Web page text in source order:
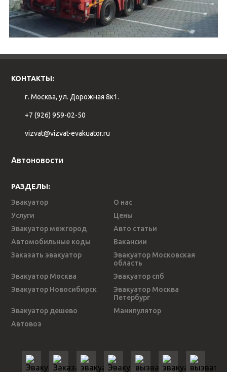
КОНТАКТЫ:
г. Москва, ул. Дорожная 8к1.
+7 (926) 959-02-50
vizvat@vizvat-evakuator.ru
Автоновости
РАЗДЕЛЫ:
Эвакуатор
О нас
Услуги
Цены
Эвакуатор межгород
Авто статьи
Автомобильные коды
Вакансии
Заказать эвакуатор
Эвакуатор Московская
область
Эвакуатор Москва
Эвакуатор спб
Эвакуатор Новосибирск
Эвакуатор Москва
Петербург
Эвакуатор дешево
Манипулятор
Автовоз